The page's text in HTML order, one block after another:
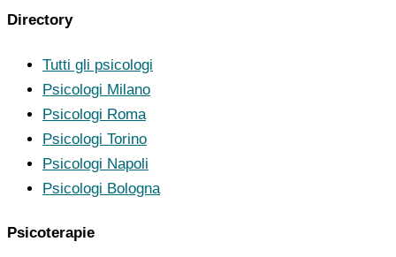
Directory
Tutti gli psicologi
Psicologi Milano
Psicologi Roma
Psicologi Torino
Psicologi Napoli
Psicologi Bologna
Psicoterapie